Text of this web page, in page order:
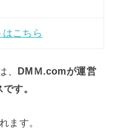
こちら
、
DMＭ.comが運営
す。
ます。